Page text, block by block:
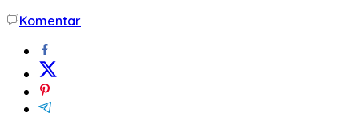
Komentar